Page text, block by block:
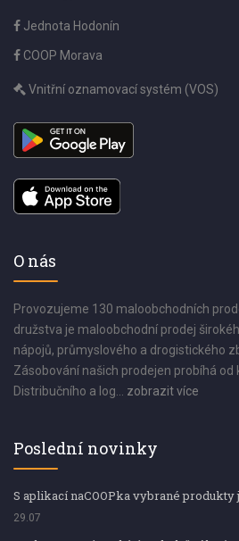
Jednota Hodonín
COOP Morava
Vnitřní oznamovací systém (VOS)
O nás
Provozujeme 130 maloobchodních
družstva je maloobchodní prodej
nápojů, průmyslového a drogistického
Zásobování našich prodejen probíhá od
Distribučního a log... zobrazit více
Poslední novinky
S aplikací naCOOPka vybrané produkty
29.07